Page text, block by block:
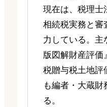
現在は、税理士
相続税実務と審
力している。主
版図解財産評価
税贈与税土地評
も編者・大蔵財
る。